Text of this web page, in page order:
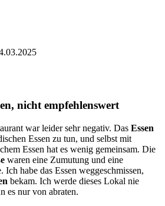
nicht empfehlenswert
war leider sehr negativ. Das Essen
Essen zu tun, und selbst mit
Essen hat es wenig gemeinsam. Die
waren eine Zumutung und eine
habe das Essen weggeschmissen,
bekam. Ich werde dieses Lokal nie
es nur von abraten.